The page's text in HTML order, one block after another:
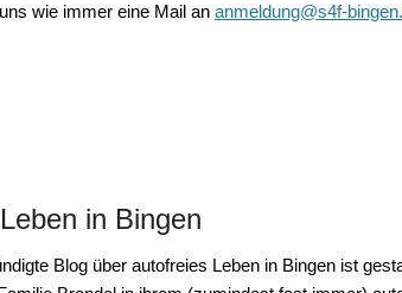
wie immer eine Mail an anmeldung@s4f-
in Bingen
Blog über autofreies Leben in Bingen ist